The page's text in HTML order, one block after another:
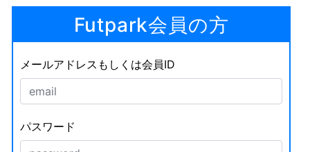
Futpark会員の方
メールアドレスもしくは会員ID
パスワード